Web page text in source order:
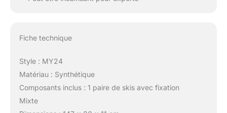
Fiche technique
Style : MY24
Matériau : Synthétique
Composants inclus : 1 paire de skis avec fixation
Mixte